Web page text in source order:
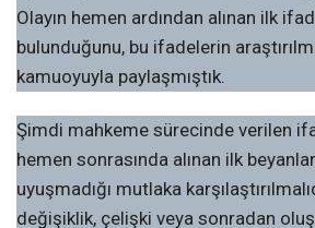
Olayın hemen ardından alınan ilk
bulunduğunu, bu ifadelerin
kamuoyuyla paylaşmıştık.
Şimdi mahkeme sürecinde verilen
hemen sonrasında alınan ilk
uyuşmadığı mutlaka
değişiklik, çelişki veya sonradan